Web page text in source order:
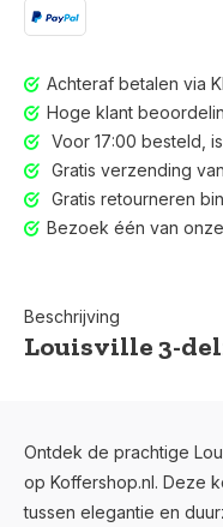
Voor 17:00
Achteraf betalen via
Hoge klant
Voor 17:00 besteld,
Gratis verzending
Gratis retourneren
Bezoek één van
Beschrijving
Louisville 3-
Ontdek de prachtige
op Koffershop.nl. Deze
tussen elegantie en